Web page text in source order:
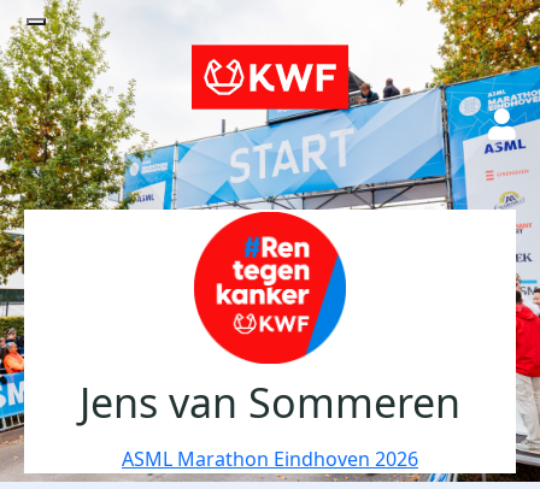
Jens van Sommeren
ASML Marathon Eindhoven 2026